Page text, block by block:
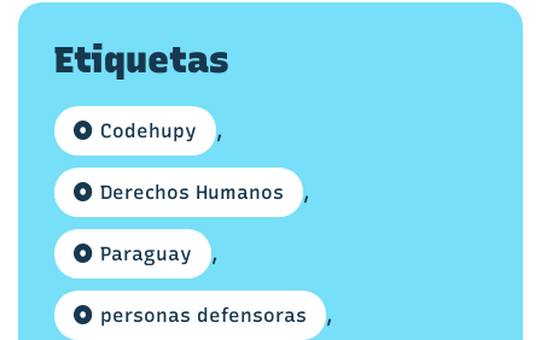
Etiquetas
Codehupy ,
Derechos Humanos ,
Paraguay ,
personas defensoras ,